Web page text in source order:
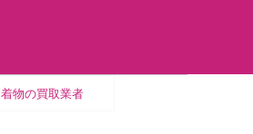
着物の買取業者